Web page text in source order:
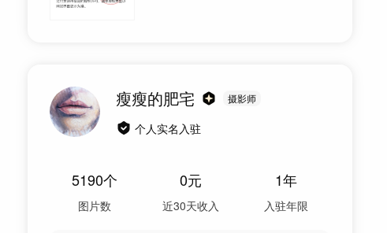
瘦瘦的肥宅 摄影师
个人实名入驻
5190个
图片数
0元
近30天收入
1年
入驻年限